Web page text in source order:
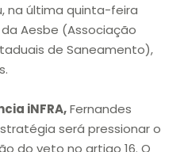
na última quinta-feira
Aesbe (Associação
de Saneamento),
iNFRA,Fernandes
será pressionar o
do veto no artigo 16. O